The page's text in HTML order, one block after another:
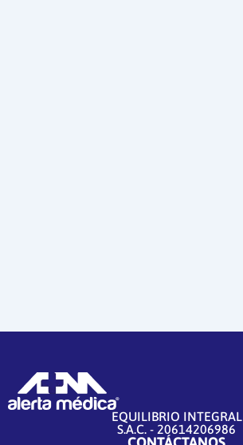
EQUILIBRIO INTEGRAL
S.A.C. - 20614206986